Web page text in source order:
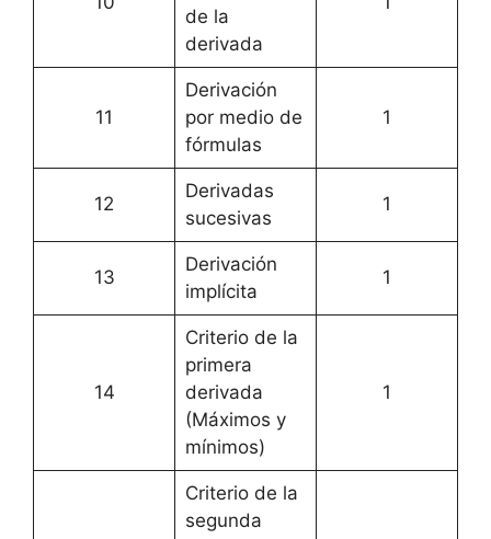
de la
derivada
11
Derivación
por medio de
fórmulas
1
12
Derivadas
sucesivas
1
13
Derivación
implícita
1
14
Criterio de la
primera
derivada
(Máximos y
mínimos)
1
Criterio de la
segunda